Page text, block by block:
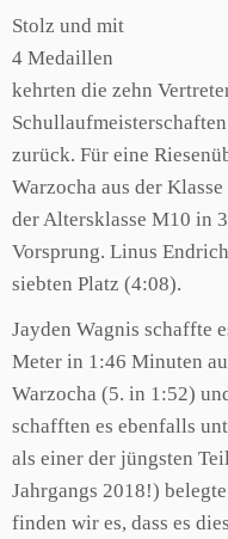
Stolz und mit
4 Medaillen
kehrten die zehn
zurück. Für eine
Warzocha aus der
der Altersklasse M10 in
Vorsprung. Linus
siebten Platz (4:08).
Jayden Wagnis schaffte
Meter in 1:46 Minuten
Warzocha (5. in 1:52)
schafften es ebenfalls
als einer der jüngsten
Jahrgangs 2018!)
finden wir es, dass es